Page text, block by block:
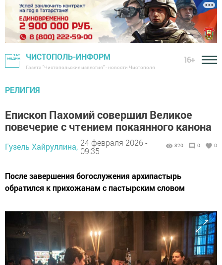
ЧИСТОПОЛЬ-ИНФОРМ
Газета "Чистопольские известия" - новости Чистополя
16+
РЕЛИГИЯ
Епископ Пахомий совершил Великое
повечерие с чтением покаянного канона
Гузель Хайруллина, 24 февраля 2026 -
09:35
320 0 0
После завершения богослужения архипастырь
обратился к прихожанам с пастырским словом